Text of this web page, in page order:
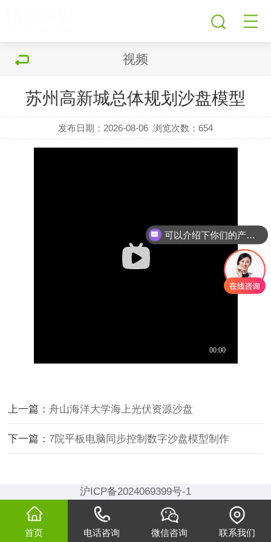
视频
苏州高新城总体规划沙盘模型
发布日期：2026-08-06 浏览次数：654
上一篇：舟山海洋大学海上光伏资源沙盘
下一篇： 7院平板电脑同步控制数字沙盘模型制作
沪ICP备2024069399号-1
首页 电话咨询 微信咨询 联系我们
可以介绍下你们的产品么